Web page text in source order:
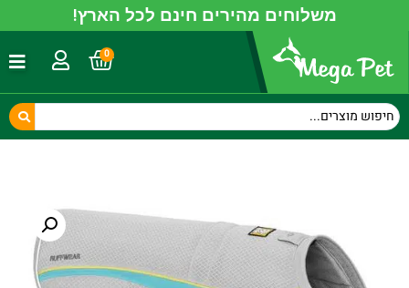
משלוחים מהירים חינם לכל הארץ!
0